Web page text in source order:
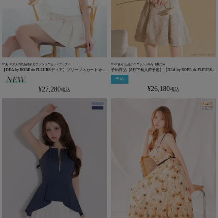
XSあり!大人の気品溢れるクラシックセットアップ☆
【DEA.by ROBE de FLEURS/ディア】プリーツスカート ホル
アミニドレス (DE4216)
¥27,280税込
XS~Lあり!上品かつクラシカルな印象に★
予約商品【8月下旬入荷予定】【DEA.by ROBE de FLEURS/
ディア】クラシカル ノースリーブ オープンバスト フリンジ
ジャガード ダブルボタン フレアミニドレス (DE4311)
予約
¥26,180税込